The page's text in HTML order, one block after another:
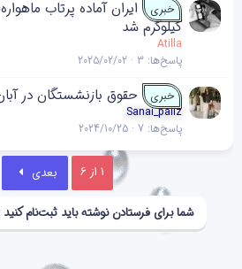
خبری
کیلوگرم شد
Atilla
پاسخ‌ها 3
2025/02/02
خبری حقوق بازنشستگان در
Sanai_paiiz
پاسخ‌ها 7
2024/10/25
1 از 6 بعدی
شما برای فرستادن نوشته باید ثبت‌نام